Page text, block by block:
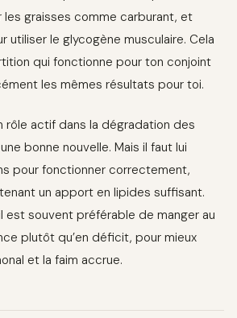
les graisses comme carburant, et
utiliser le glycogène musculaire. Cela
qui fonctionne pour ton conjoint
les mêmes résultats pour toi.
rôle actif dans la dégradation des
bonne nouvelle. Mais il faut lui
pour fonctionner correctement,
un apport en lipides suffisant.
est souvent préférable de manger au
plutôt qu’en déficit, pour mieux
et la faim accrue.